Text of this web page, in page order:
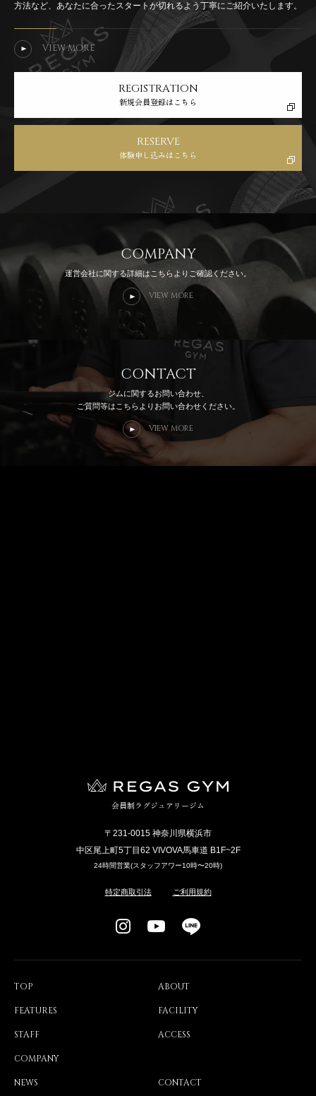
方法など、あなたに合ったスタートが切れるよう丁寧にご紹介いたします。
VIEW MORE
REGISTRATION
新規会員登録はこちら
RESERVE
体験申し込みはこちら
COMPANY
運営会社に関する詳細はこちらよりご確認ください。
VIEW MORE
CONTACT
ジムに関するお問い合わせ、
ご質問等はこちらよりお問い合わせください。
VIEW MORE
会員制ラグジュアリージム
〒231-0015 神奈川県横浜市
中区尾上町5丁目62 VIVOVA馬車道 B1F~2F
24時間営業(スタッフアワー10時〜20時)
特定商取引法 ご利用規約
TOP ABOUT
FEATURES FACILITY
STAFF ACCESS
COMPANY
NEWS CONTACT